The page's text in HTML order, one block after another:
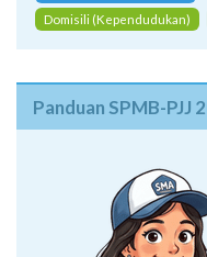
Domisili (Kependudukan)
Panduan SPMB-PJJ